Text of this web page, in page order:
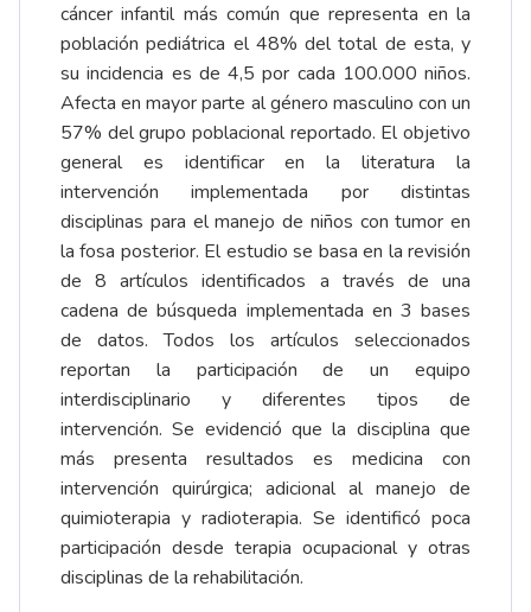
cáncer infantil más común que representa en la
población pediátrica el 48% del total de esta, y
su incidencia es de 4,5 por cada 100.000 niños.
Afecta en mayor parte al género masculino con un
57% del grupo poblacional reportado. El objetivo
general es identificar en la literatura la
intervención implementada por distintas
disciplinas para el manejo de niños con tumor en
la fosa posterior. El estudio se basa en la revisión
de 8 artículos identificados a través de una
cadena de búsqueda implementada en 3 bases
de datos. Todos los artículos seleccionados
reportan la participación de un equipo
interdisciplinario y diferentes tipos de
intervención. Se evidenció que la disciplina que
más presenta resultados es medicina con
intervención quirúrgica; adicional al manejo de
quimioterapia y radioterapia. Se identificó poca
participación desde terapia ocupacional y otras
disciplinas de la rehabilitación.